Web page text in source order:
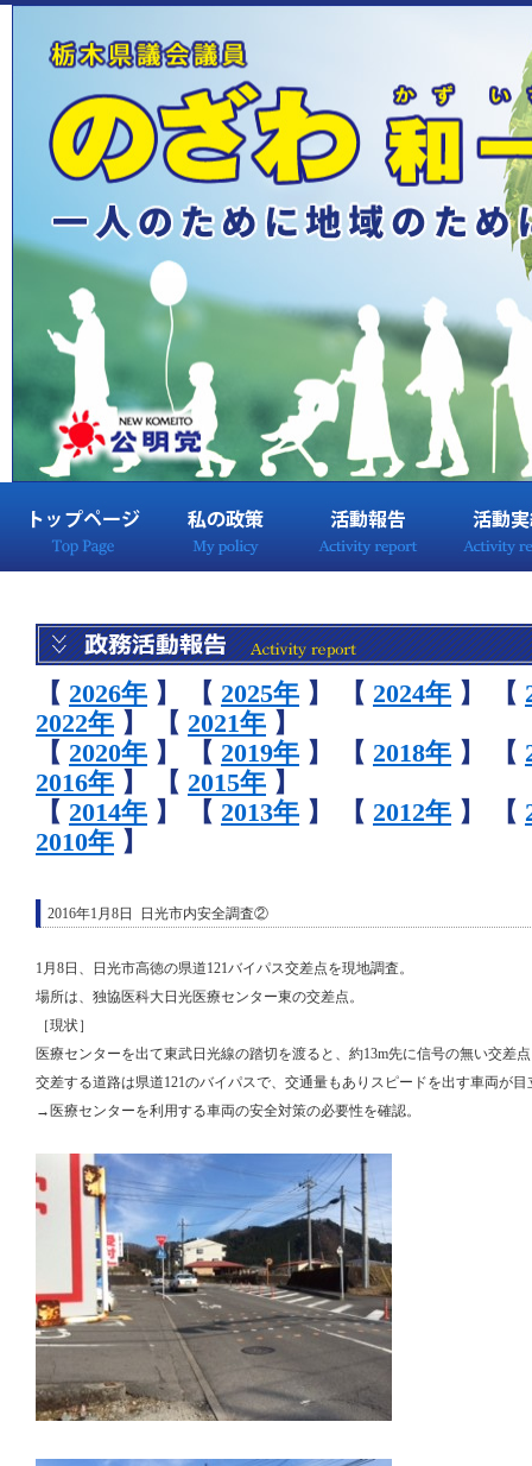
【 2026年 】 【 2025年 】 【 2024年 】 【
2022年 】 【 2021年 】
【 2020年 】 【 2019年 】 【 2018年 】 【
2016年 】 【 2015年 】
【 2014年 】 【 2013年 】 【 2012年 】 【
2010年 】
2016年1月8日 日光市内安全調査②
1月8日、日光市高徳の県道121バイパス交差点を現地調査。
場所は、独協医科大日光医療センター東の交差点。
［現状］
医療センターを出て東武日光線の踏切を渡ると、約13m先に信号の無い交差
交差する道路は県道121のバイパスで、交通量もありスピードを出す車両が目
→医療センターを利用する車両の安全対策の必要性を確認。